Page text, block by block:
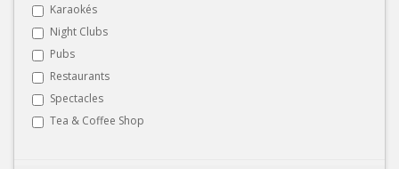
Karaokés
Night Clubs
Pubs
Restaurants
Spectacles
Tea & Coffee Shop